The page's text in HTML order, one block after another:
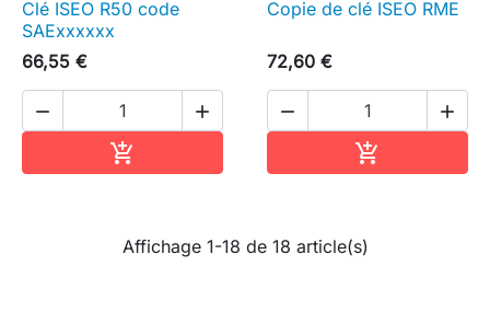
Clé ISEO R50 code
SAExxxxxx
66,55 €
 

Copie de clé ISEO RME
72,60 €
 

Affichage 1-18 de 18 article(s)